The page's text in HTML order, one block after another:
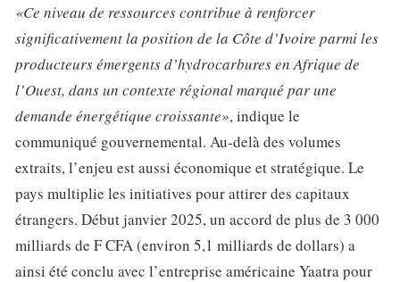
«Ce niveau de ressources contribue à renforcer
significativement la position de la Côte d’Ivoire parmi les
producteurs émergents d’hydrocarbures en Afrique de
l’Ouest, dans un contexte régional marqué par une
demande énergétique croissante», indique le
communiqué gouvernemental. Au-delà des volumes
extraits, l’enjeu est aussi économique et stratégique. Le
pays multiplie les initiatives pour attirer des capitaux
étrangers. Début janvier 2025, un accord de plus de 3 000
milliards de F CFA (environ 5,1 milliards de dollars) a
ainsi été conclu avec l’entreprise américaine Yaatra pour